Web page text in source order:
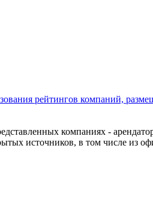
рейтингов компаний,
компаниях -
источников, в том числе из